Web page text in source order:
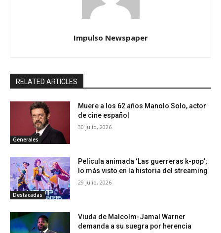
Impulso Newspaper
RELATED ARTICLES
Generales
Muere a los 62 años Manolo Solo, actor
de cine español
30 julio, 2026
Destacadas
Película animada ‘Las guerreras k-pop’;
lo más visto en la historia del streaming
29 julio, 2026
Viuda de Malcolm-Jamal Warner
demanda a su suegra por herencia